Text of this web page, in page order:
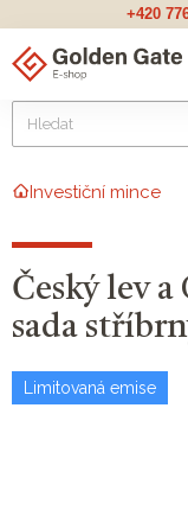
+420
Investiční mince
Český lev a
sada
Limitovaná emise